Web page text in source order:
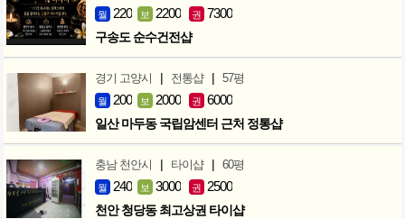
월 220 보 2200 권 7300
구송도 순수건전샵
경기 고양시 | 전통샵 | 57평
월 200 보 2000 권 6000
일산 마두동 국립암센터 근처 정통샵
충남 천안시 | 타이샵 | 60평
월 240 보 3000 권 2500
천안 청당동 최고상권 타이샵